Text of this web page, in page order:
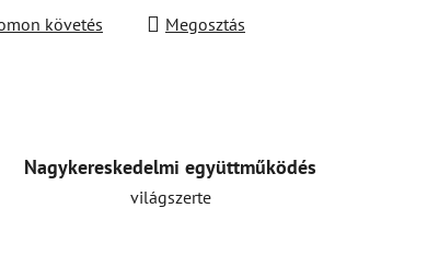
követés Megosztás
Nagykereskedelmi együttműködés
világszerte